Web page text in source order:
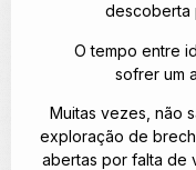
descoberta
O tempo entre
sofrer um
Muitas vezes, não
exploração de
abertas por falta de